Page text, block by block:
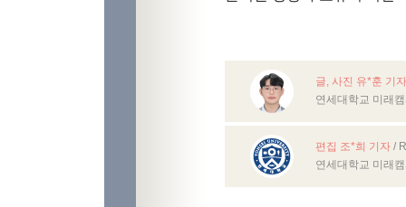
글, 사진 유*훈 기
연세대학교 미래
편집 조*희 기자 /
연세대학교 미래